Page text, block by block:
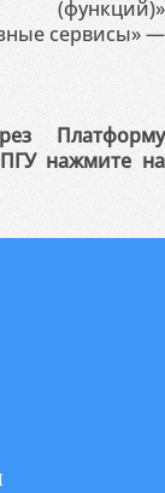
сервисы» —
Платформу
нажмите на